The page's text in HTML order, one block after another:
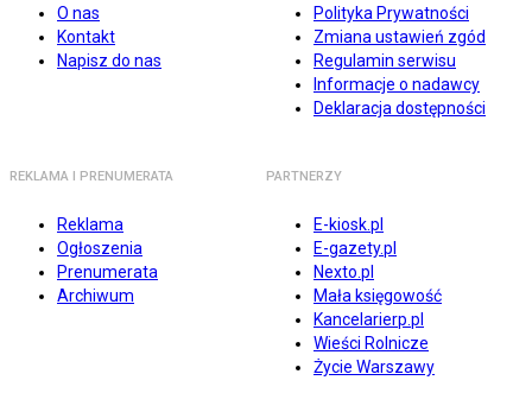
O nas
Kontakt
Napisz do nas
Polityka Prywatności
Zmiana ustawień zgód
Regulamin serwisu
Informacje o nadawcy
Deklaracja dostępności
REKLAMA I PRENUMERATA
Reklama
Ogłoszenia
Prenumerata
Archiwum
PARTNERZY
E-kiosk.pl
E-gazety.pl
Nexto.pl
Mała księgowość
Kancelarierp.pl
Wieści Rolnicze
Życie Warszawy